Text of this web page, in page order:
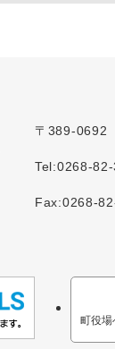
〒389-0692
Tel:0268-82-
Fax:0268-
町役場